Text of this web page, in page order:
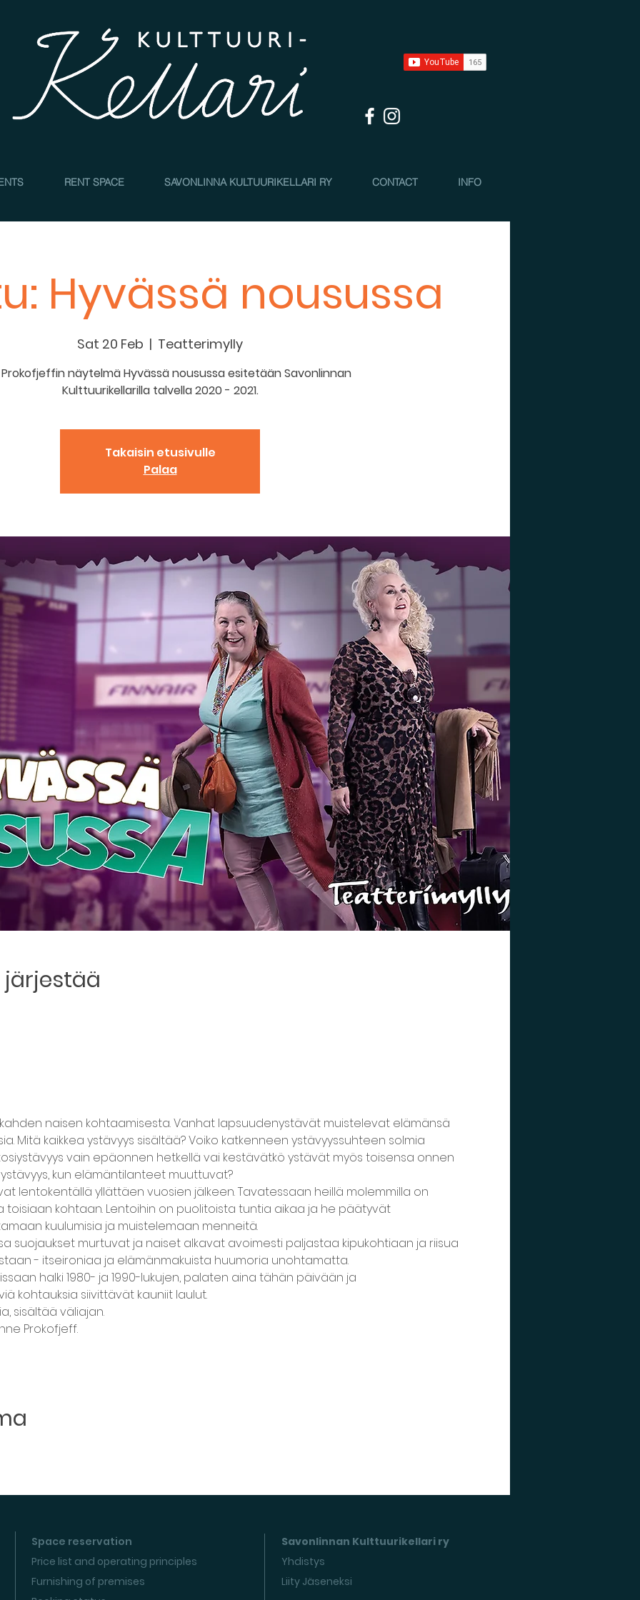
RENT SPACE SAVONLINNA KULTUURIKELLARI RY CONTACT INFO
Hyvässä nousussa
Sat 20 Feb
  |
Teatterimylly
näytelmä Hyvässä nousussa esitetään Savonlinnan
Kulttuurikellarilla talvella 2020 - 2021.
Takaisin etusivulle
Palaa
naisen kohtaamisesta. Vanhat lapsuudenystävät muistelevat elämänsä
Mitä kaikkea ystävyys sisältää? Voiko katkenneen ystävyyssuhteen solmia
vain epäonnen hetkellä vai kestävätkö ystävät myös toisensa onnen
kun elämäntilanteet muuttuvat?
lentokentällä yllättäen vuosien jälkeen. Tavatessaan heillä molemmilla on
toisiaan kohtaan. Lentoihin on puolitoista tuntia aikaa ja he päätyvät
kuulumisia ja muistelemaan menneitä.
suojaukset murtuvat ja naiset alkavat avoimesti paljastaa kipukohtiaan ja riisua
- itseironiaa ja elämänmakuista huumoria unohtamatta.
halki 1980- ja 1990-lukujen, palaten aina tähän päivään ja
kohtauksia siivittävät kauniit laulut.
sisältää väliajan.
Prokofjeff.
Space reservation
Price list and operating principles
Furnishing of premises
Savonlinnan Kulttuurikellari ry
Yhdistys
Liity Jäseneksi